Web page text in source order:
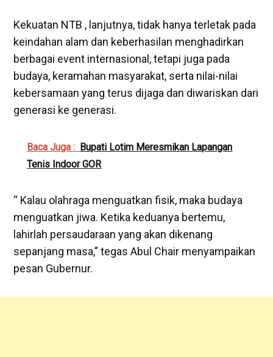
Kekuatan NTB , lanjutnya, tidak hanya terletak pada
keindahan alam dan keberhasilan menghadirkan
berbagai event internasional, tetapi juga pada
budaya, keramahan masyarakat, serta nilai-nilai
kebersamaan yang terus dijaga dan diwariskan dari
generasi ke generasi.
Baca Juga : Bupati Lotim Meresmikan Lapangan
Tenis Indoor GOR
“ Kalau olahraga menguatkan fisik, maka budaya
menguatkan jiwa. Ketika keduanya bertemu,
lahirlah persaudaraan yang akan dikenang
sepanjang masa,” tegas Abul Chair menyampaikan
pesan Gubernur.